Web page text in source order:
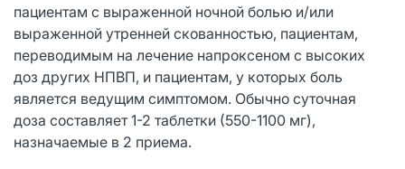
пациентам с выраженной ночной болью и/или
выраженной утренней скованностью, пациентам,
переводимым на лечение напроксеном с высоких
доз других НПВП, и пациентам, у которых боль
является ведущим симптомом. Обычно суточная
доза составляет 1-2 таблетки (550-1100 мг),
назначаемые в 2 приема.